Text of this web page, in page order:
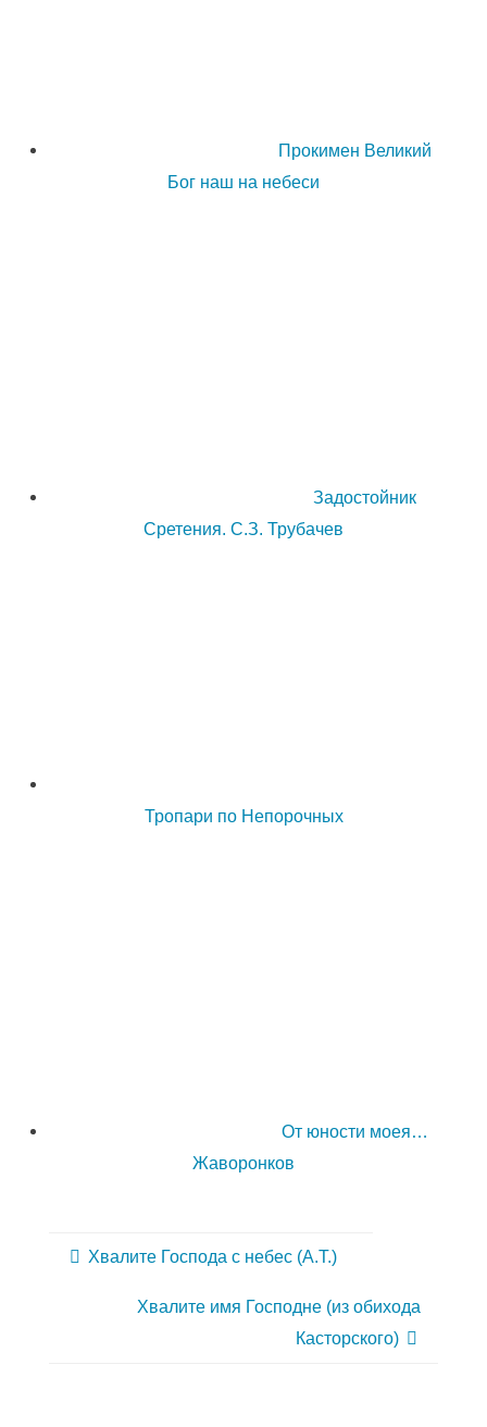
Прокимен Великий
Бог наш на небеси
Задостойник
Сретения. С.З. Трубачев
Тропари по Непорочных
От юности моея…
Жаворонков
Хвалите Господа с небес (А.Т.)
Хвалите имя Господне (из обихода
Касторского)